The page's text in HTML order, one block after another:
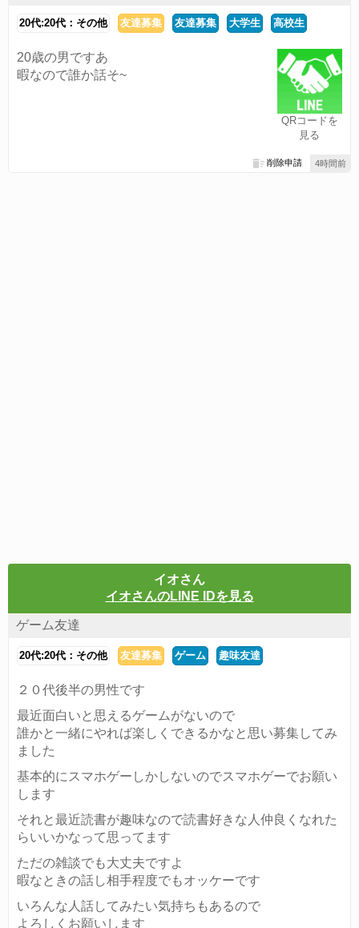
20代:20代：その他 友達募集 友達募集 大学生 高校生
QRコードを
見る
20歳の男ですあ
暇なので誰か話そ~
4時間前
削除申請
イオさん
イオさんのLINE IDを見る
ゲーム友達
20代:20代：その他 友達募集 ゲーム 趣味友達
２０代後半の男性です
最近面白いと思えるゲームがないので
誰かと一緒にやれば楽しくできるかなと思い募集してみ
ました
基本的にスマホゲーしかしないのでスマホゲーでお願い
します
それと最近読書が趣味なので読書好きな人仲良くなれた
らいいかなって思ってます
ただの雑談でも大丈夫ですよ
暇なときの話し相手程度でもオッケーです
いろんな人話してみたい気持ちもあるので
よろしくお願いします